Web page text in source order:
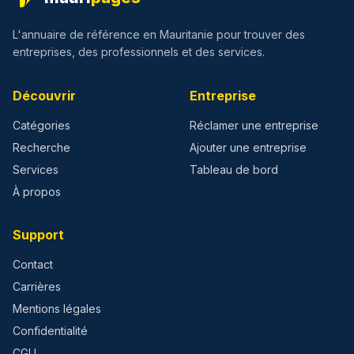
L'annuaire de référence en Mauritanie pour trouver des
entreprises, des professionnels et des services.
Découvrir
Catégories
Recherche
Services
À propos
Entreprise
Réclamer une entreprise
Ajouter une entreprise
Tableau de bord
Support
Contact
Carrières
Mentions légales
Confidentialité